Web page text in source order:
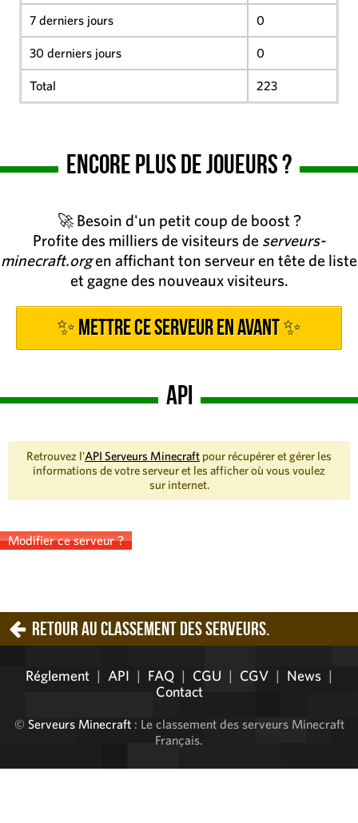
7 derniers jours 0
30 derniers jours 0
Total 223
Encore plus de joueurs ?
🚀 Besoin d'un petit coup de boost ?
Profite des milliers de visiteurs de serveurs-
minecraft.orgen affichant ton serveur en tête de liste
et gagne des nouveaux visiteurs.
✨ Mettre ce serveur en avant ✨
API
Retrouvez l'API Serveurs Minecraft pour récupérer et gérer les
informations de votre serveur et les afficher où vous voulez
sur internet.
Modifier ce serveur ?
Retour au classement des serveurs.
Réglement | API | FAQ | CGU | CGV | News |
Contact
© Serveurs Minecraft: Le classement des serveurs Minecraft
Français.